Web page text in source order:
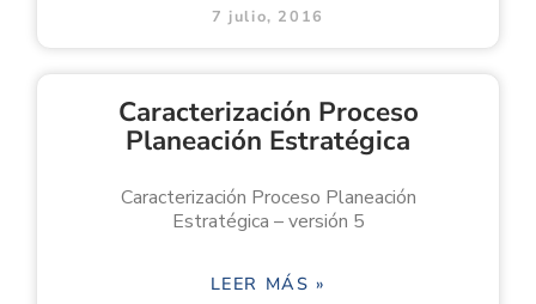
7 julio, 2016
Caracterización Proceso
Planeación Estratégica
Caracterización Proceso Planeación
Estratégica – versión 5
LEER MÁS »